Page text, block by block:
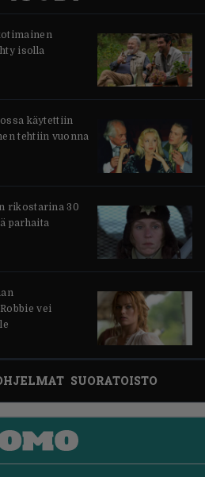
isolla
käytettiin
tehtiin vuonna
rikostarina 30
parhaita
vei
SUORATOISTO